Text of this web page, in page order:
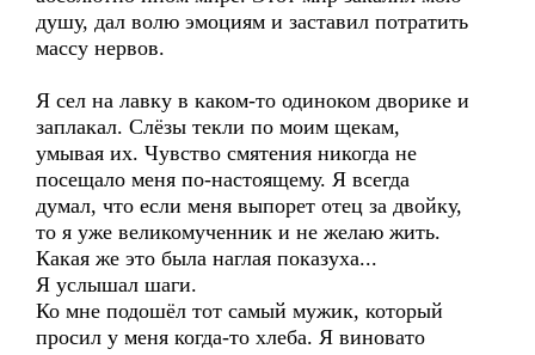
душу, дал волю эмоциям и заставил потратить
массу нервов.
Я сел на лавку в каком-то одиноком дворике и
заплакал. Слёзы текли по моим щекам,
умывая их. Чувство смятения никогда не
посещало меня по-настоящему. Я всегда
думал, что если меня выпорет отец за двойку,
то я уже великомученник и не желаю жить.
Какая же это была наглая показуха...
Я услышал шаги.
Ко мне подошёл тот самый мужик, который
просил у меня когда-то хлеба. Я виновато